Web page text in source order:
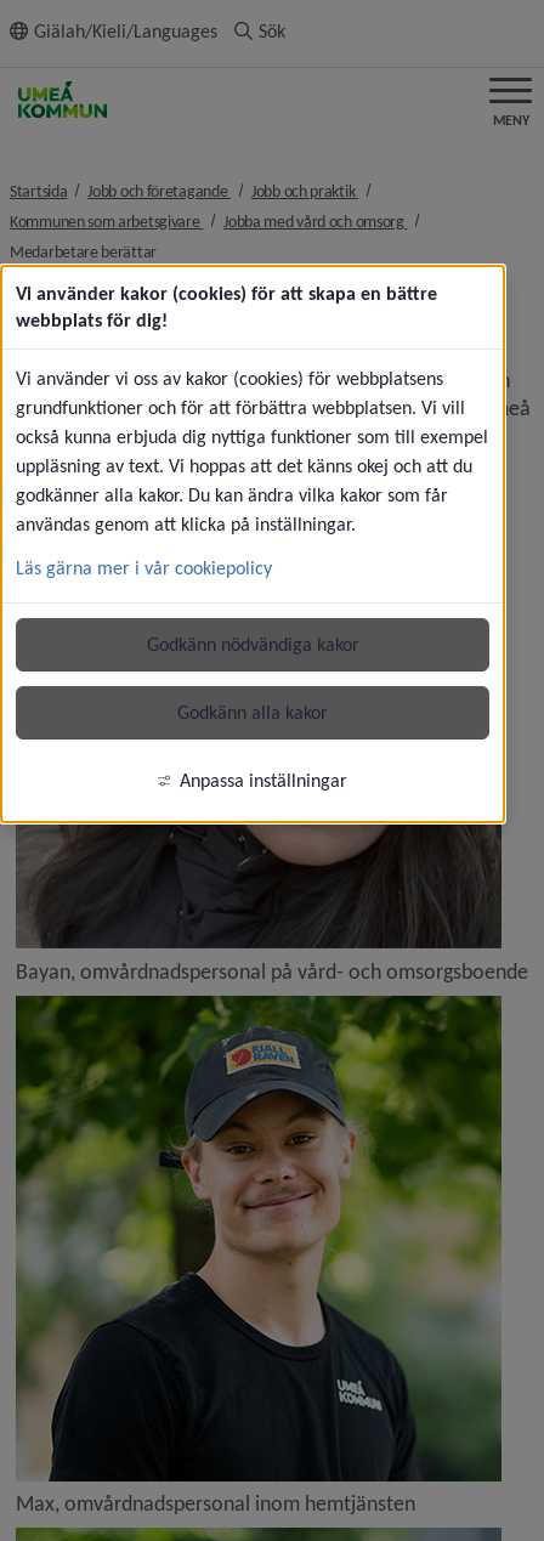
innehållet
Giälah/Kieli/Languages Sök
MENY
Startsida Jobb och företagande nivå i brödsmulenavigeringen
Jobb och praktik nivå i
Kommunen som arbetsgivare nivå i brödsmulenavigeringen
Jobba med vård och omsorg nivå i
Medarbetare berättarnivå i brödsmulenavigeringen
Medarbetare berättar
Klicka på medarbetarna, läs om vad de gör på jobbet och
deras upplevelse av att jobba med vård och omsorg i Umeå
kommun:
Bayan, omvårdnadspersonal på vård- och omsorgsboende
Max, omvårdnadspersonal inom hemtjänsten
Vi använder kakor (cookies) för att skapa en bättre
webbplats för dig!
Vi använder vi oss av kakor (cookies) för webbplatsens
grundfunktioner och för att förbättra webbplatsen. Vi vill
också kunna erbjuda dig nyttiga funktioner som till exempel
uppläsning av text. Vi hoppas att det känns okej och att du
godkänner alla kakor. Du kan ändra vilka kakor som får
användas genom att klicka på inställningar.
Läs gärna mer i vår cookiepolicy
Godkänn nödvändiga kakor
Godkänn alla kakor
Anpassa inställningar